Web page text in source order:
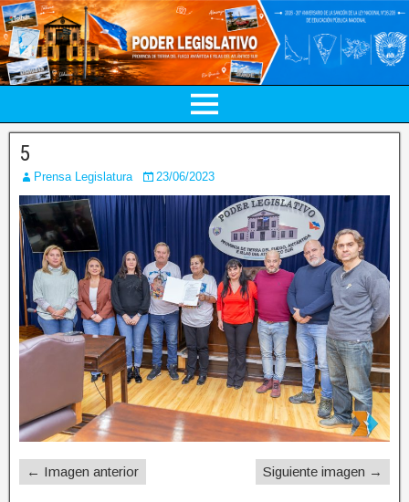
5
Prensa Legislatura 23/06/2023
← Imagen anterior Siguiente imagen →